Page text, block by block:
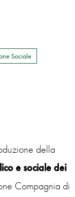
Sociale
della
e sociale dei
Compagnia di